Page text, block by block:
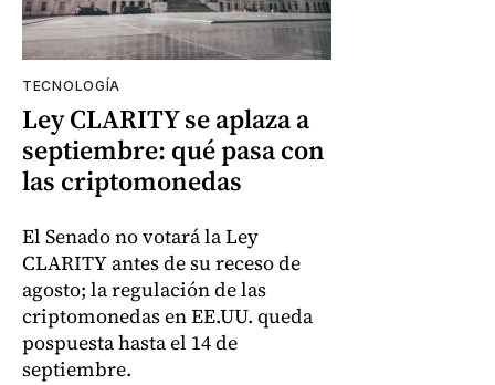
TECNOLOGÍA
Ley CLARITY se aplaza a
septiembre: qué pasa con
las criptomonedas
El Senado no votará la Ley
CLARITY antes de su receso de
agosto; la regulación de las
criptomonedas en EE.UU. queda
pospuesta hasta el 14 de
septiembre.